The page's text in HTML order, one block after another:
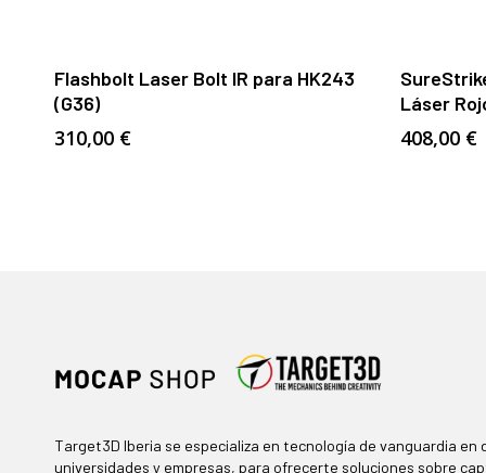
Flashbolt Laser Bolt IR para HK243
(G36)
310,00 €
Láser
408,00 €
Target3D Iberia se especializa en tecnología de vanguardia
universidades y empresas, para ofrecerte soluciones sobre